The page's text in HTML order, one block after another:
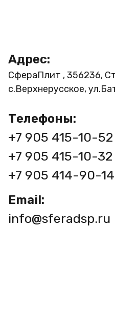
Адрес:
СфераПлит , 356236,
с.Верхнерусское,
Телефоны:
+7 905 415-10-52
+7 905 415-10-32
+7 905 414-90-14
Email:
info@sferadsp.ru